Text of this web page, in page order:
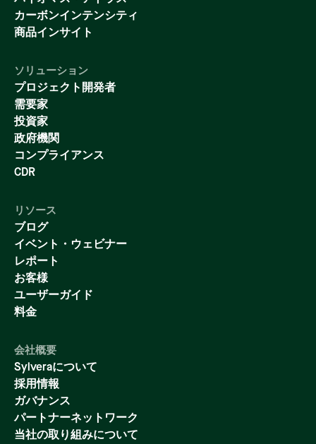
カーボンインテンシティ
商品インサイト
ソリューション
プロジェクト開発者
需要家
投資家
政府機関
コンプライアンス
CDR
リソース
ブログ
イベント・ウェビナー
レポート
お客様
ユーザーガイド
料金
会社概要
Sylveraについて
採用情報
ガバナンス
パートナーネットワーク
当社の取り組みについて